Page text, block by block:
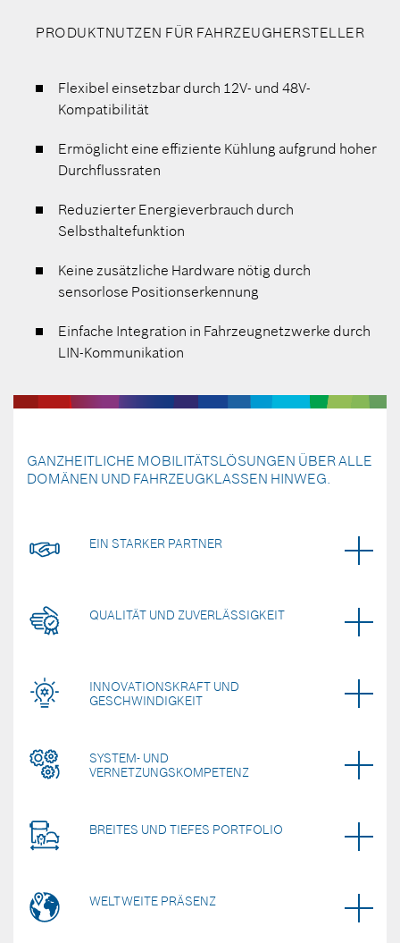
PRODUKTNUTZEN FÜR FAHRZEUGHERSTELLER
Flexibel einsetzbar durch 12V- und 48V-
Kompatibilität
Ermöglicht eine effiziente Kühlung aufgrund hoher
Durchflussraten
Reduzierter Energieverbrauch durch
Selbsthaltefunktion
Keine zusätzliche Hardware nötig durch
sensorlose Positionserkennung
Einfache Integration in Fahrzeugnetzwerke durch
LIN-Kommunikation
GANZHEITLICHE MOBILITÄTSLÖSUNGEN ÜBER ALLE
DOMÄNEN UND FAHRZEUGKLASSEN HINWEG.
EIN STARKER PARTNER
QUALITÄT UND ZUVERLÄSSIGKEIT
INNOVATIONSKRAFT UND
GESCHWINDIGKEIT
SYSTEM- UND
VERNETZUNGSKOMPETENZ
BREITES UND TIEFES PORTFOLIO
WELTWEITE PRÄSENZ